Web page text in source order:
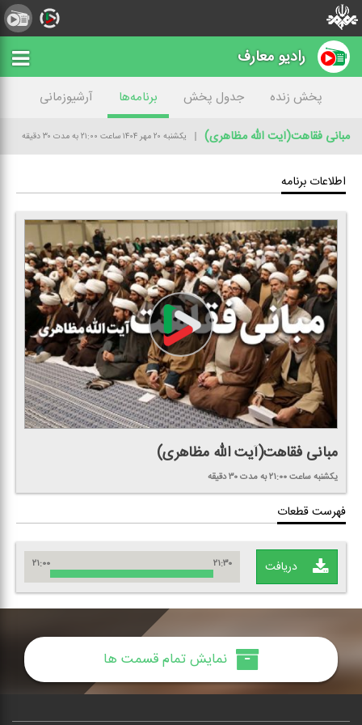
رادیو معارف
پخش زنده جدول پخش برنامه‌ها
آرشیوزمانی
مبانی فقاهت(آیت الله مظاهری)
یکشنبه ۲۰ مهر ۱۴۰۴ ساعت ۲۱:۰۰ به مدت ۳۰ دقیقه
اطلاعات برنامه
مبانی فقاهت(آیت الله مظاهری)
یكشنبهساعت ۲۱:۰۰ به مدت ۳۰ دقیقه
فهرست قطعات
دریافت ۲۱:۰۰ ۲۱:۳۰
نمایش تمام قسمت ها